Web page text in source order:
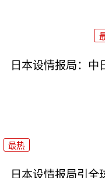
日本设情报局：中
最热
日本设情报局引全